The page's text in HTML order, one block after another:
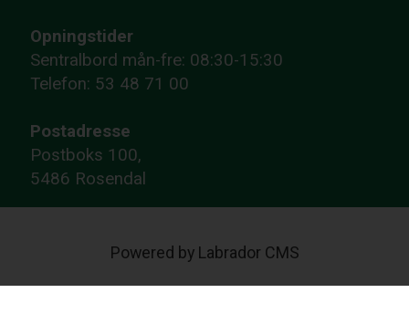
Opningstider
Sentralbord mån-fre: 08:30-15:30
Telefon: 53 48 71 00
Postadresse
Postboks 100,
5486 Rosendal
Powered by Labrador CMS